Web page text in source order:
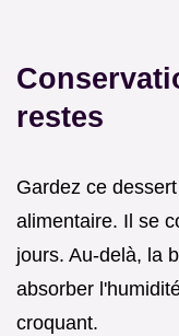
restes
Gardez ce
alimentaire. Il se
jours. Au-delà, la
absorber
croquant.